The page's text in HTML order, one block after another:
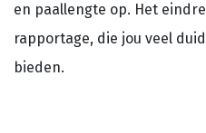
en paallengte op. Het
rapportage, die jou veel
bieden.